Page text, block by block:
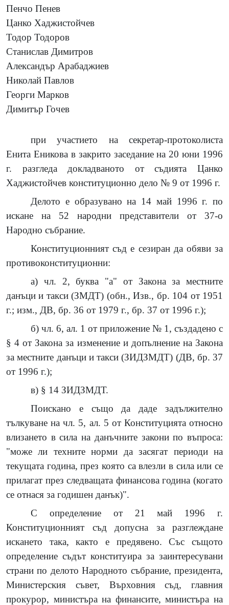
Пенчо Пенев
Цанко Хаджистойчев
Тодор Тодоров
Станислав Димитров
Александър Арабаджиев
Николай Павлов
Георги Марков
Димитър Гочев
при участието на секретар-протоколиста
Енита Еникова в закрито заседание на 20 юни 1996
г. разгледа докладваното от съдията Цанко
Хаджистойчев конституционно дело № 9 от 1996 г.
Делото е образувано на 14 май 1996 г. по
искане на 52 народни представители от 37-о
Народно събрание.
Конституционният съд е сезиран да обяви за
противоконституционни:
а) чл. 2, буква "а" от Закона за местните
данъци и такси (ЗМДТ) (обн., Изв., бр. 104 от 1951
г.; изм., ДВ, бр. 36 от 1979 г., бр. 37 от 1996 г.);
б) чл. 6, ал. 1 от приложение № 1, създадено с
§ 4 от Закона за изменение и допълнение на Закона
за местните данъци и такси (ЗИДЗМДТ) (ДВ, бр. 37
от 1996 г.);
в) § 14 ЗИДЗМДТ.
Поискано е също да даде задължително
тълкуване на чл. 5, ал. 5 от Конституцията относно
влизането в сила на данъчните закони по въпроса:
"може ли техните норми да засягат периоди на
текущата година, през която са влезли в сила или се
прилагат през следващата финансова година (когато
се отнася за годишен данък)".
С определение от 21 май 1996 г.
Конституционният съд допусна за разглеждане
искането така, както е предявено. Със същото
определение съдът конституира за заинтересувани
страни по делото Народното събрание, президента,
Министерския съвет, Върховния съд, главния
прокурор, министъра на финансите, министъра на